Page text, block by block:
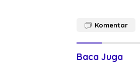
Komentar
Baca Juga